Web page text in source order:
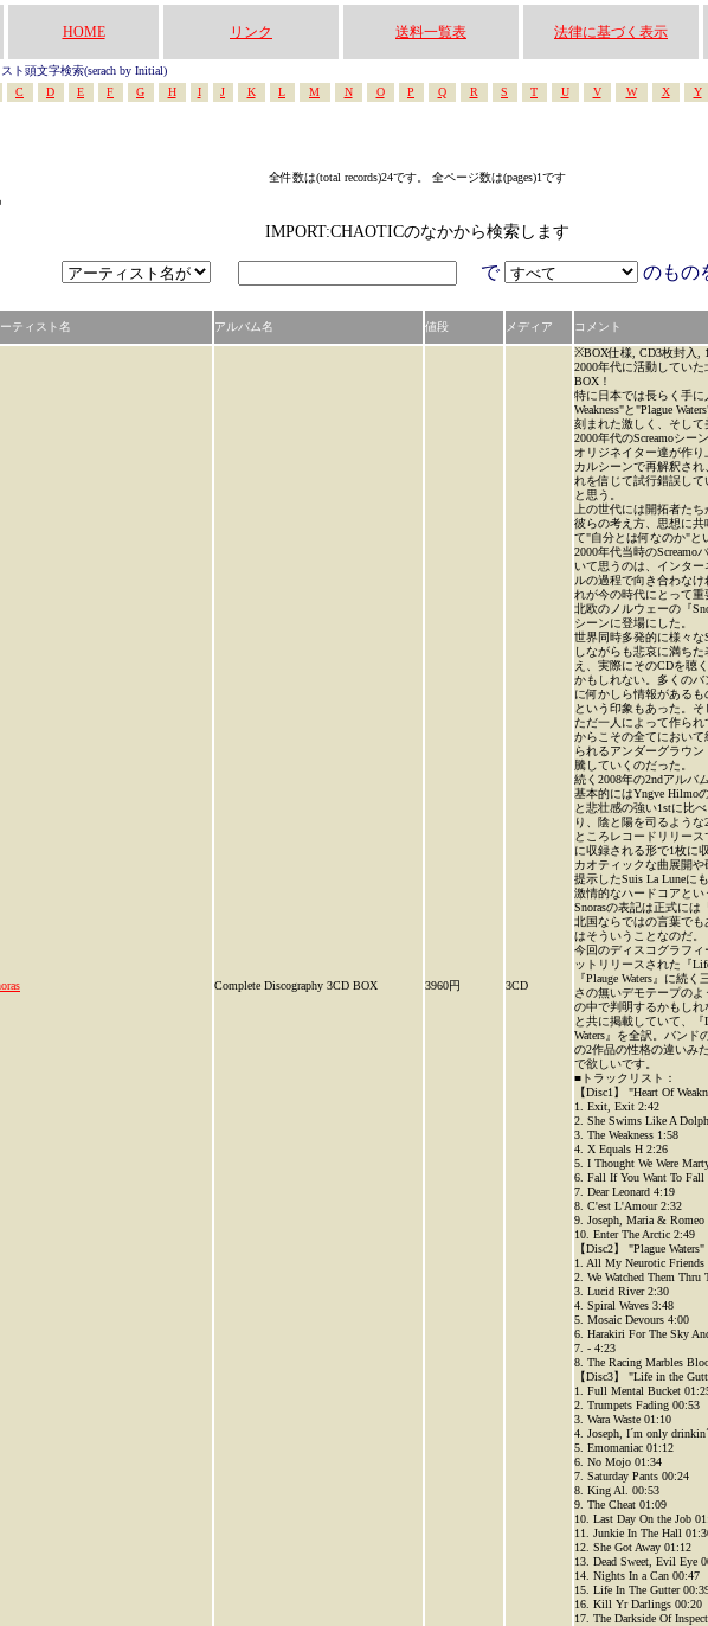
HOME リンク 送料一覧表 法律に基づく表示
ト頭文字検索(serach by Initial)
C
D E F G H I J K L M N O P Q R S T U V W X Y
全件数は(total records)24です。 全ページ数は(pages)1です
IMPORT:CHAOTICのなかから検索します
で のもの
ティスト名 アルバム名 値段 メディア コメント
Complete Discography 3CD BOX 3960円 3CD
※BOX仕様, CD3枚封入,
2000年代に活動していた
BOX！
特に日本では長らく手に
Weakness"と"Plague
刻まれた激しく、そして
2000年代のScreamoシ
オリジネイター達が作
カルシーンで再解釈さ
れを信じて試行錯誤し
と思う。
上の世代には開拓者た
彼らの考え方、思想に共
て"自分とは何なのか"と
2000年代当時の
いて思うのは、インタ
ルの過程で向き合わな
れが今の時代にとって重
北欧のノルウェーの『
シーンに登場にした。
世界同時多発的に様々な
しながらも悲哀に満ち
え、実際にそのCDを聴
かもしれない。多くの
に何かしら情報がある
という印象もあった。
ただ一人によって作ら
からこその全てにおい
られるアンダーグラウン
騰していくのだった。
続く2008年の2ndアルバ
基本的にはYngve Hilmo
と悲壮感の強い1stに比
り、陰と陽を司るよう
ところレコードリリース
に収録される形で1枚に
カオティックな曲展開や
提示したSuis La Luneに
激情的なハードコアとい
Snorasの表記は正式には
北国ならではの言葉で
はそういうことなのだ。
今回のディスコグラフィ
ットリリースされた『
『Plauge Waters』に続
さの無いデモテープの
の中で判明するかもし
と共に掲載していて、『
Waters』を全訳。バン
の2作品の性格の違いみ
で欲しいです。
■トラックリスト：
【Disc1】 "Heart Of
1. Exit, Exit 2:42
2. She Swims Like A
3. The Weakness 1:58
4. X Equals H 2:26
5. I Thought We Were
6. Fall If You Want To Fall
7. Dear Leonard 4:19
8. C'est L'Amour 2:32
9. Joseph, Maria & Romeo
10. Enter The Arctic 2:49
【Disc2】 "Plague Waters"
1. All My Neurotic Friends
2. We Watched Them Thru
3. Lucid River 2:30
4. Spiral Waves 3:48
5. Mosaic Devours 4:00
6. Harakiri For The Sky
7. - 4:23
8. The Racing Marbles
【Disc3】 "Life in the
1. Full Mental Bucket
2. Trumpets Fading 00:53
3. Wara Waste 01:10
4. Joseph, I´m only
5. Emomaniac 01:12
6. No Mojo 01:34
7. Saturday Pants 00:24
8. King Al. 00:53
9. The Cheat 01:09
10. Last Day On the Job
11. Junkie In The Hall
12. She Got Away 01:12
13. Dead Sweet, Evil Eye
14. Nights In a Can 00:47
15. Life In The Gutter
16. Kill Yr Darlings 00:20
17. The Darkside Of